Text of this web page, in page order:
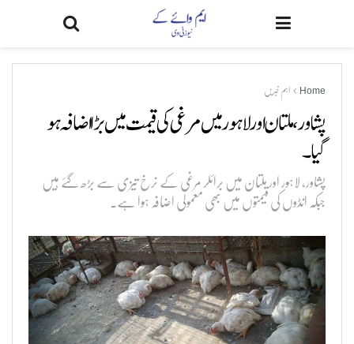
Home اہم خبریں
پشاور، ملتان اور لاہور میں مرغی کی قیمت میں بڑا اضافہ ہو
گیا۔
پشاور، لاہور اور ملتان میں برائلر مرغی کے نرخ تیزی سے بڑھ گئے ہیں
جبکہ انڈوں کی قیمتوں میں بھی معمولی اضافہ ہوا ہے۔